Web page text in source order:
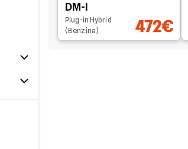
DM-I
Plug-in Hybrid
(Benzina)
472€